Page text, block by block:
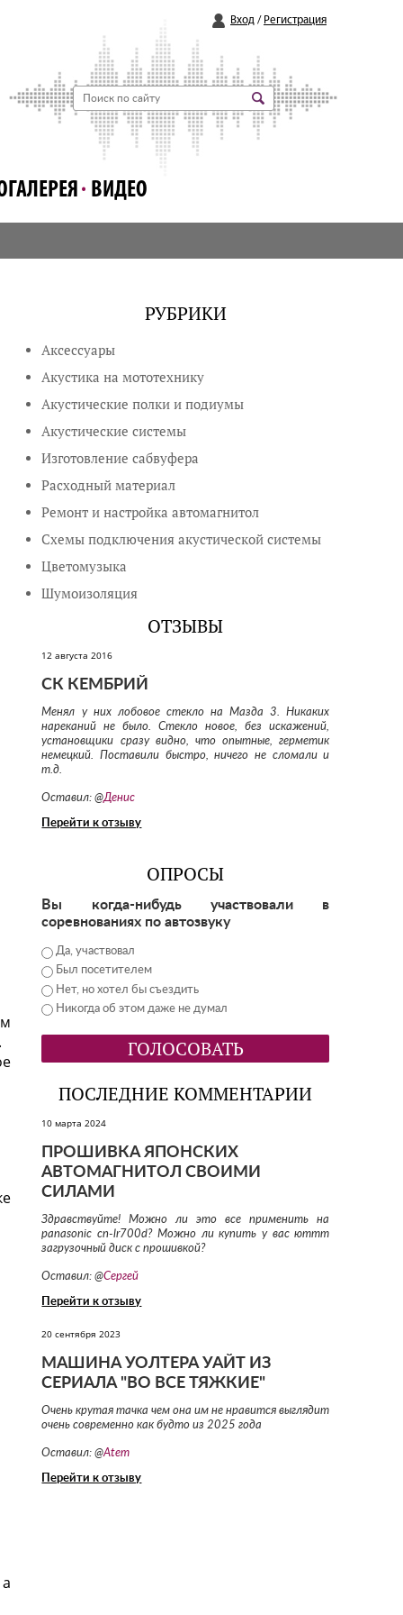
Вход / Регистрация
ВИДЕО
РУБРИКИ
Аксессуары
Акустика на мототехнику
Акустические полки и подиумы
Акустические системы
Изготовление сабвуфера
Расходный материал
Ремонт и настройка автомагнитол
Схемы подключения акустической системы
Цветомузыка
Шумоизоляция
ОТЗЫВЫ
12 августа 2016
СК КЕМБРИЙ
Менял у них лобовое стекло на Мазда 3. Никаких
нареканий не было. Стекло новое, без искажений,
установщики сразу видно, что опытные, герметик
немецкий. Поставили быстро, ничего не сломали и
т.д.
Оставил: @Денис
Перейти к отзыву
ОПРОСЫ
Вы когда-нибудь участвовали в
соревнованиях по автозвуку
Да, участвовал
Был посетителем
Нет, но хотел бы съездить
Никогда об этом даже не думал
ПОСЛЕДНИЕ КОММЕНТАРИИ
10 марта 2024
ПРОШИВКА ЯПОНСКИХ
АВТОМАГНИТОЛ СВОИМИ
СИЛАМИ
Здравствуйте! Можно ли это все применить на
panasonic cn-lr700d? Можно ли купить у вас юттт
загрузочный диск с прошивкой?
Оставил: @Сергей
Перейти к отзыву
20 сентября 2023
МАШИНА УОЛТЕРА УАЙТ ИЗ
СЕРИАЛА "ВО ВСЕ ТЯЖКИЕ"
Очень крутая тачка чем она им не нравится выглядит
очень современно как будто из 2025 года
Оставил: @Atem
Перейти к отзыву